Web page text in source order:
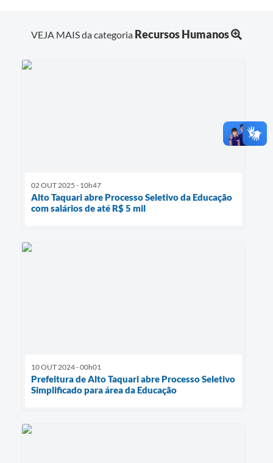
VEJA MAIS da categoria Recursos Humanos
02 OUT 2025 - 10h47
Alto Taquari abre Processo Seletivo da Educação
com salários de até R$ 5 mil
10 OUT 2024 - 00h01
Prefeitura de Alto Taquari abre Processo Seletivo
Simplificado para área da Educação